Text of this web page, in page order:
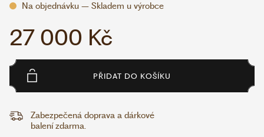
Na objednávku – Skladem u výrobce
27 000 Kč
PŘIDAT DO KOŠÍKU
Zabezpečená doprava a dárkové
balení zdarma.